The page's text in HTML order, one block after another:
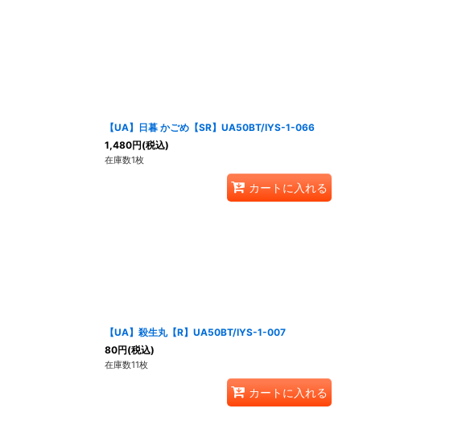
【UA】日暮 かごめ【SR】UA50BT/IYS-1-066
1,480円(税込)
在庫数1枚
カートに入れる
【UA】殺生丸【R】UA50BT/IYS-1-007
80円(税込)
在庫数11枚
カートに入れる